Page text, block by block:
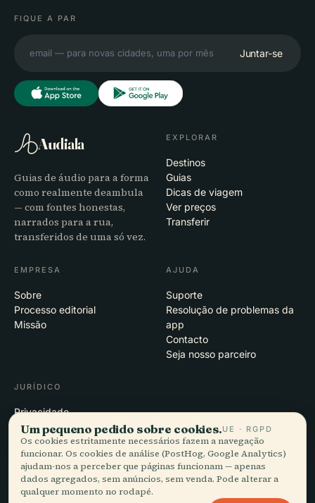
FIQUE A PAR
Juntar-se
Audiala
Guias de áudio para a forma
como realmente deambula
— com fontes honestas,
narrados para a rua,
transferidos de uma só vez.
EXPLORAR
Destinos
Guias
Dicas de viagem
Ver preços
Transferir
EMPRESA
Sobre
Processo editorial
Missão
AJUDA
Suporte
Resolução de problemas da
app
Contacto
Seja nosso parceiro
JURÍDICO
Privacidade
Termos
Definições de cookies
Eliminar conta
Um pequeno pedido sobre cookies.UE · RGPD
Os cookies estritamente necessários fazem a navegação
funcionar. Os cookies de análise (PostHog, Google Analytics)
ajudam-nos a perceber que páginas funcionam — apenas
dados agregados, sem anúncios, sem venda. Pode alterar a
qualquer momento no rodapé.